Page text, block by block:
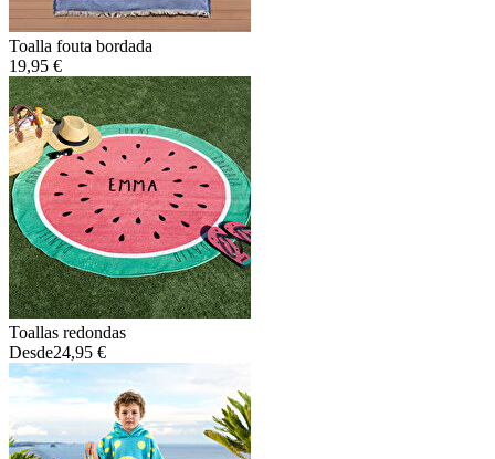
Toalla fouta bordada
19,95 €
Toallas redondas
Desde24,95 €